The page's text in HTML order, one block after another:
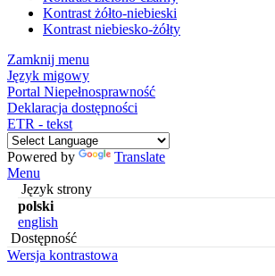
Kontrast żółto-niebieski
Kontrast niebiesko-żółty
Zamknij menu
Język migowy
Portal Niepełnosprawność
Deklaracja dostępności
ETR - tekst
Powered by
Translate
Menu
Język strony
polski
english
Dostępność
Wersja kontrastowa